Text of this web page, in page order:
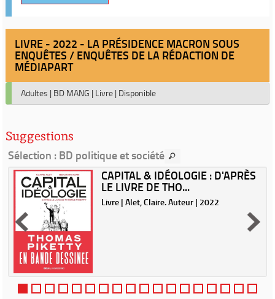
LIVRE - 2022 - LA PRÉSIDENCE MACRON SOUS
ENQUÊTES / ENQUÊTES DE LA RÉDACTION DE
MÉDIAPART
Adultes | BD MANG | Livre | Disponible
Suggestions
Sélection : BD politique et société
CAPITAL & IDÉOLOGIE : D'APRÈS
LE LIVRE DE THO...
Livre | Alet, Claire. Auteur | 2022